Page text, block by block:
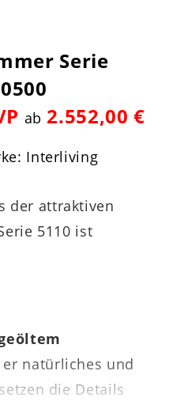
Serie
ab 2.552,00 €
Interliving
der attraktiven
5110 ist
natürliches und
die Details